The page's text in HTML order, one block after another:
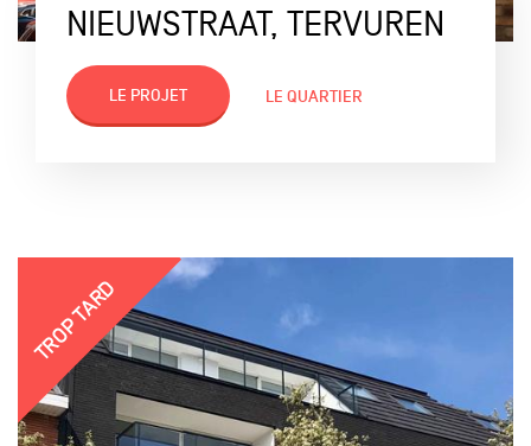
NIEUWSTRAAT, TERVUREN
LE PROJET LE QUARTIER
TROP TARD